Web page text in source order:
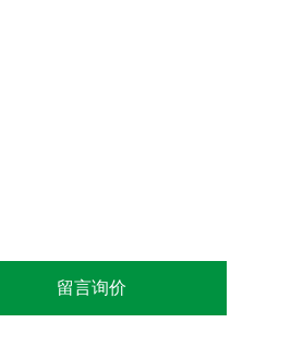
留言询价